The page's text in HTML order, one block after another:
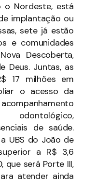
o Nordeste, está
implantação ou
sete já estão
e comunidades
Descoberta,
Deus. Juntas, as
17 milhões em
o acesso da
odontológico,
de saúde.
UBS do João de
a R$ 3,6
que será Porte III,
atender ainda